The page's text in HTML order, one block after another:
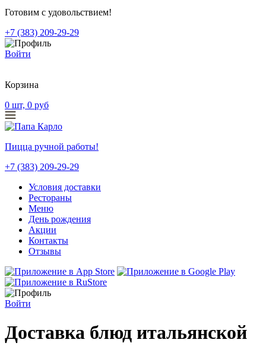
Готовим с удовольствием!
+7 (383) 209-29-29
Войти
Корзина
0 шт, 0 руб
Пицца ручной работы!
+7 (383) 209-29-29
Условия доставки
Рестораны
Меню
День рождения
Акции
Контакты
Отзывы
Войти
Доставка блюд итальянской